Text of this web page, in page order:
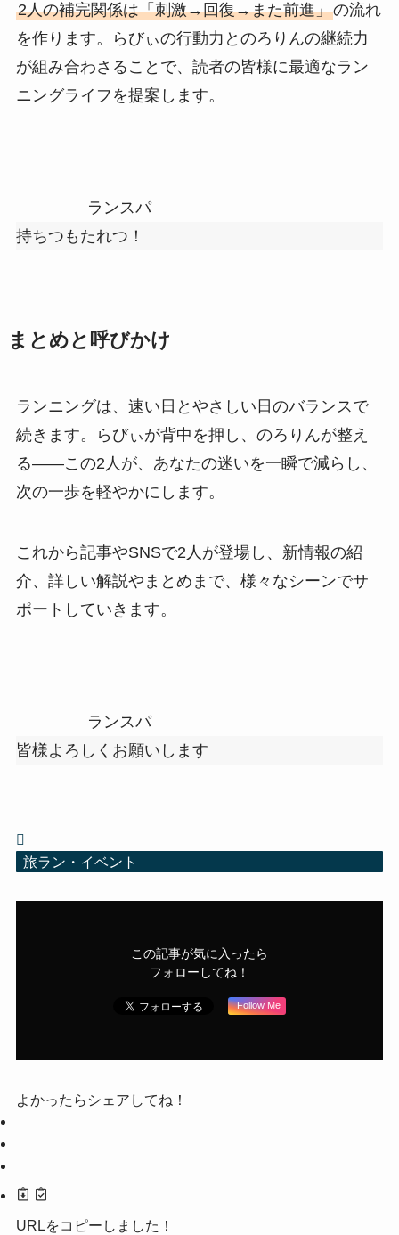
2人の補完関係は「刺激→回復→また前進」の流れ
を作ります。らびぃの行動力とのろりんの継続力
が組み合わさることで、読者の皆様に最適なラン
ニングライフを提案します。
ランスパ
持ちつもたれつ！
まとめと呼びかけ
ランニングは、速い日とやさしい日のバランスで
続きます。らびぃが背中を押し、のろりんが整え
る——この2人が、あなたの迷いを一瞬で減らし、
次の一歩を軽やかにします。
これから記事やSNSで2人が登場し、新情報の紹
介、詳しい解説やまとめまで、様々なシーンでサ
ポートしていきます。
ランスパ
皆様よろしくお願いします
旅ラン・イベント
この記事が気に入ったら
フォローしてね！
Follow Me
よかったらシェアしてね！
URLをコピーしました！